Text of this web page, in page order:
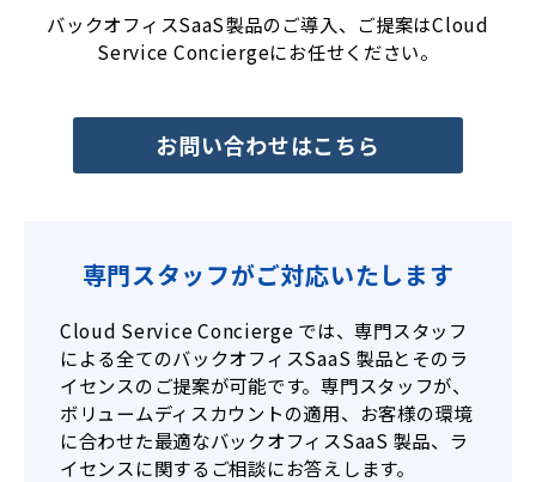
バックオフィスSaaS製品のご導入、ご提案はCloud
Service Conciergeにお任せください。
お問い合わせはこちら
専門スタッフがご対応いたします
Cloud Service Concierge では、専門スタッフ
による全てのバックオフィスSaaS 製品とそのラ
イセンスのご提案が可能です。専門スタッフが、
ボリュームディスカウントの適用、お客様の環境
に合わせた最適なバックオフィスSaaS 製品、ラ
イセンスに関するご相談にお答えします。